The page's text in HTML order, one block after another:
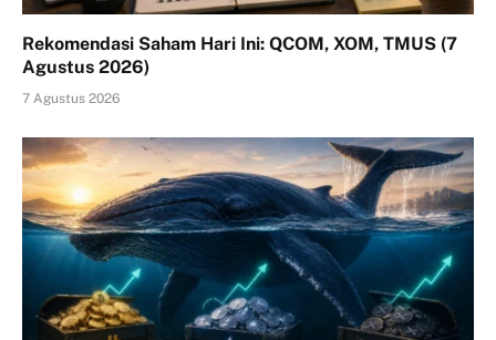
Rekomendasi Saham Hari Ini: QCOM, XOM, TMUS (7
Agustus 2026)
7 Agustus 2026